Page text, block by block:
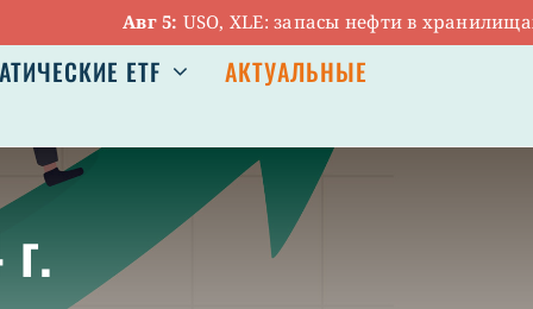
USO, XLE: запасы нефти в хранилищах США
ETF
АКТУАЛЬНЫЕ